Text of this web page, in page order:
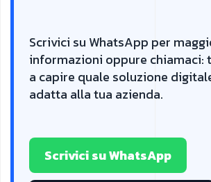
Scrivici su WhatsApp per
informazioni oppure chiamaci:
a capire quale soluzione
adatta alla tua azienda.
Scrivici su WhatsApp